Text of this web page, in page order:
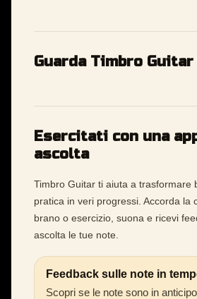
Guarda Timbro
Esercitati con una
ascolta
Timbro Guitar ti aiuta a trasformare
pratica in veri progressi. Accorda la
brano o esercizio, suona e ricevi
ascolta le tue note.
Feedback sulle note in
Scopri se le note sono in